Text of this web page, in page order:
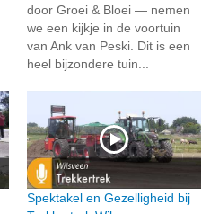
door Groei & Bloei — nemen
we een kijkje in de voortuin
van Ank van Peski. Dit is een
heel bijzondere tuin...
Spektakel en Gezelligheid bij